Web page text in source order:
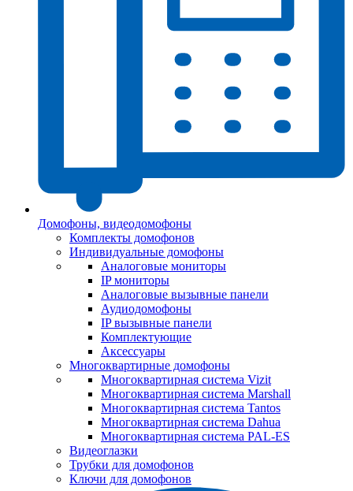
Домофоны, видеодомофоны
Комплекты домофонов
Индивидуальные домофоны
Аналоговые мониторы
IP мониторы
Аналоговые вызывные панели
Аудиодомофоны
IP вызывные панели
Комплектующие
Аксессуары
Многоквартирные домофоны
Многоквартирная система Vizit
Многоквартирная система Marshall
Многоквартирная система Tantos
Многоквартирная система Dahua
Многоквартирная система PAL-ES
Видеоглазки
Трубки для домофонов
Ключи для домофонов